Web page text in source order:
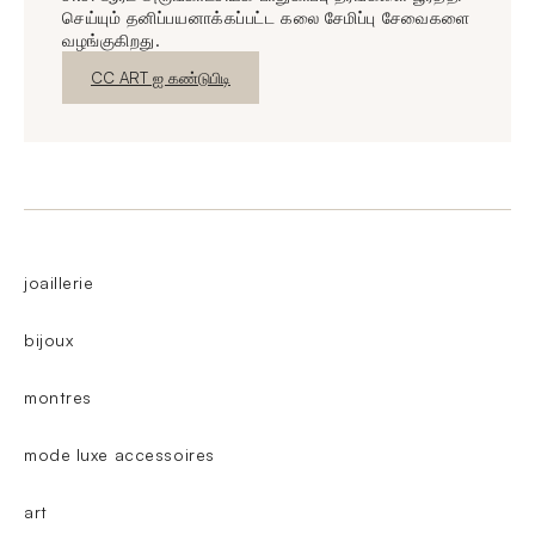
செய்யும் தனிப்பயனாக்கப்பட்ட கலை சேமிப்பு சேவைகளை
வழங்குகிறது.
புதிய சாளரம்
CC ART ஐ கண்டுபிடி
joaillerie
bijoux
montres
mode luxe accessoires
art